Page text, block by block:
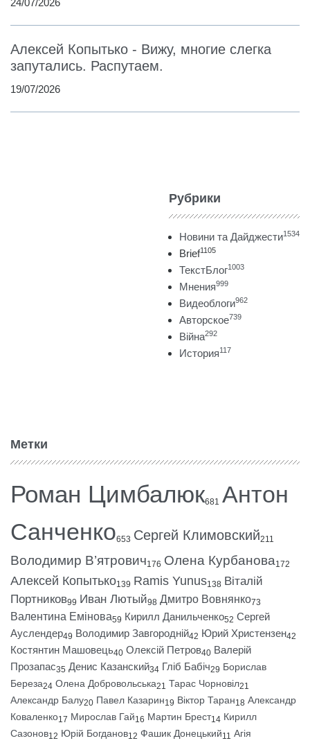
Алексей Копытько - Вижу, многие слегка
запутались. Распутаем.
19/07/2026
Рубрики
Новини та Дайджести1534
Brief1105
ТекстБлог1003
Мнения999
Видеоблоги962
Авторское739
Війна292
История117
Метки
Роман Цимбалюк681 Антон
Санченко653 Сергей Климовский211
Володимир В’ятрович176 Олена Курбанова172
Алексей Копытько139 Ramis Yunus138 Віталій
Портников99 Иван Лютый98 Дмитро Вовнянко73
Валентина Емінова59 Кирилл Данильченко52 Сергей
Ауслендер49 Володимир Завгородній42 Юрий Христензен42
Костянтин Машовець40 Олексій Петров40 Валерій
Прозапас35 Денис Казанский34 Гліб Бабіч29 Борислав
Береза24 Олена Добровольська21 Тарас Чорновіл21
Александр Балу20 Павел Казарин19 Віктор Таран18 Александр
Коваленко17 Мирослав Гай16 Мартин Брест14 Кирилл
Сазонов12 Юрій Богданов12 Фашик Донецький11 Агія